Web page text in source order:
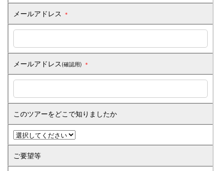
メールアドレス ＊
メールアドレス(確認用) ＊
このツアーをどこで知りましたか
ご要望等